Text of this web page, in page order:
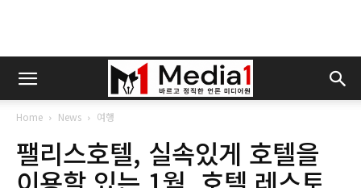
Home News 여행
팰리스호텔, 실속있게 호텔을